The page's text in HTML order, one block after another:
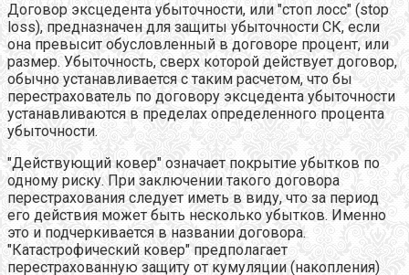
Договор эксцедента убыточности, или "стоп лосс" (stop
loss), предназначен для защиты убыточности СК, если
она превысит обусловленный в договоре процент, или
размер. Убыточность, сверх которой действует договор,
обычно устанавливается с таким расчетом, что бы
перестрахователь по договору эксцедента убыточности
устанавливаются в пределах определенного процента
убыточности.
"Действующий ковер" означает покрытие убытков по
одному риску. При заключении такого договора
перестрахования следует иметь в виду, что за период
его действия может быть несколько убытков. Именно
это и подчеркивается в названии договора.
"Катастрофический ковер" предполагает
перестрахованную защиту от кумуляции (накопления)